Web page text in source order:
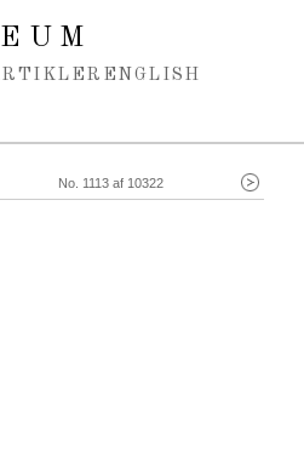
ENGLISH
No. 1113 af 10322